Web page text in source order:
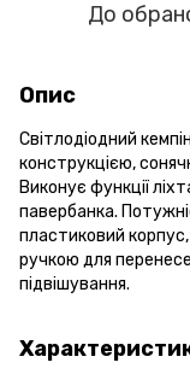
До
Опис
Світлодіодний
конструкцією,
Виконує функції
павербанка.
пластиковий
ручкою для
підвішування.